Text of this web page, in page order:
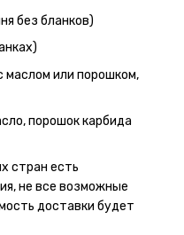
без бланков)
маслом или порошком,
порошок карбида
стран есть
не все возможные
доставки будет